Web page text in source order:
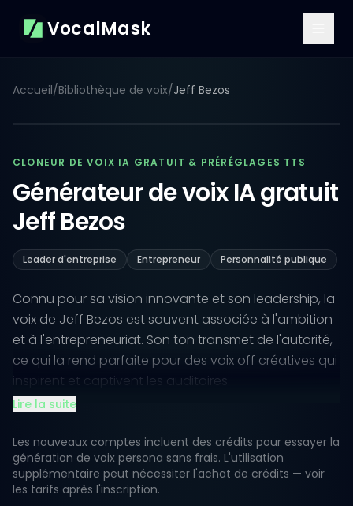
VocalMask
Accueil/Bibliothèque de voix/Jeff Bezos
CLONEUR DE VOIX IA GRATUIT & PRÉRÉGLAGES TTS
Générateur de voix IA gratuit
Jeff Bezos
Leader d'entreprise Entrepreneur Personnalité publique
Connu pour sa vision innovante et son leadership, la
voix de Jeff Bezos est souvent associée à l'ambition
et à l'entrepreneuriat. Son ton transmet de l'autorité,
ce qui la rend parfaite pour des voix off créatives qui
inspirent et captivent les auditoires.
Avec un style qui résonne avec les histoires de
succès autodidactes, cette voix est idéale pour des
projets allant du contenu motivant aux discussions
informatives. Utiliser cette voix peut évoquer un
sentiment de détermination et de pensée tournée
Lire la suite
Les nouveaux comptes incluent des crédits pour essayer la
génération de voix persona sans frais. L'utilisation
supplémentaire peut nécessiter l'achat de crédits — voir
les tarifs après l'inscription.